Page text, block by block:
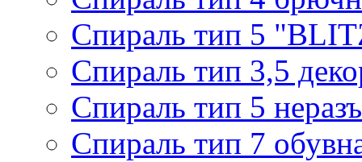
Спираль тип 5
Спираль тип 3,5
Спираль тип 5
Спираль тип 7